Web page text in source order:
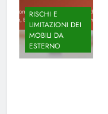
RISCHI E
LIMITAZIONI DEI
MOBILI DA
ESTERNO